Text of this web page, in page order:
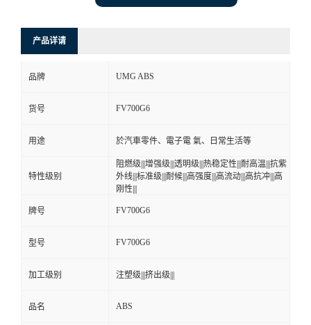
系
产品详请
品牌 UMG ABS
货号 FV700G6
用途 於汽車零件、電子電 氣、日常生活等
特性级别
阻燃级|||增强级|||透明级|||热稳定性|||耐高温|||抗紫
外线|||标准级|||耐候|||高强度|||高流动|||高抗冲|||高
刚性|||
牌号 FV700G6
型号 FV700G6
加工级别 注塑级|||挤出级|||
品名 ABS